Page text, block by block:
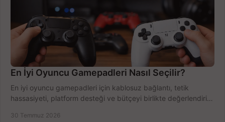
En İyi Oyuncu Gamepadleri Nasıl Seçilir?
En iyi oyuncu gamepadleri için kablosuz bağlantı, tetik
hassasiyeti, platform desteği ve bütçeyi birlikte değerlendirin;
30 Temmuz 2026